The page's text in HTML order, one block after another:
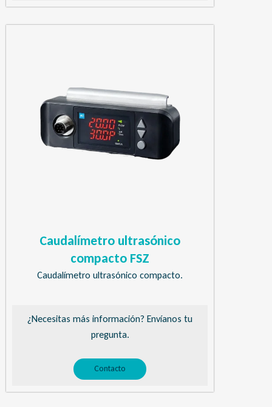
Caudalímetro ultrasónico
compacto FSZ
Caudalímetro ultrasónico compacto.
¿Necesitas más información? Envíanos tu
pregunta.
Contacto